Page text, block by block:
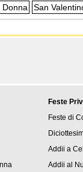
Donna San
Feste
Feste di
Addii a
Addii al